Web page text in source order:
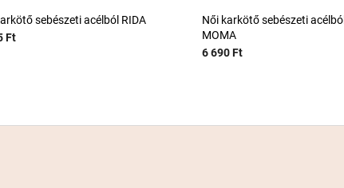
sebészeti acélból RIDA
Ft
Női karkötő sebészeti acélból
MOMA
6 690 Ft